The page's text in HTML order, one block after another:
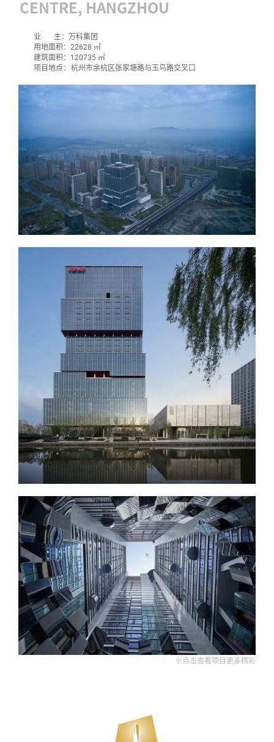
CENTRE, HANGZHOU
业 主：万科集团
用地面积：22628 ㎡
建筑面积：120735 ㎡
项目地点 ： 杭州市余杭区张家塘路与玉鸟路交叉口
※点击查看项目更多精彩